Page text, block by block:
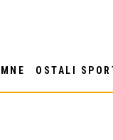
OSTALI